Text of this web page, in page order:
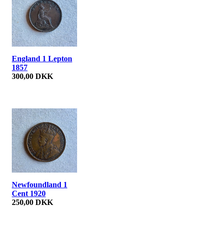
England 1 Lepton
1857
300,00 DKK
Newfoundland 1
Cent 1920
250,00 DKK